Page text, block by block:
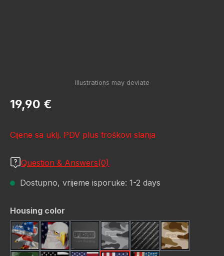
Redovna cijena:
19,90 €
Cijene sa uklj. PDV plus troškovi slanja
Question & Answers(0)
Dostupno, vrijeme isporuke: 1-2 days
Odaberi
Housing color
American EagleBald Eagle American Fla
Black Camo GreyCarbon Fiber Black
Desert